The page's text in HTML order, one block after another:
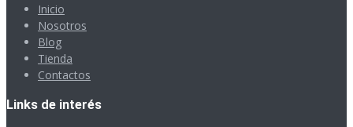
Inicio
Nosotros
Blog
Tienda
Contactos
Links de interés